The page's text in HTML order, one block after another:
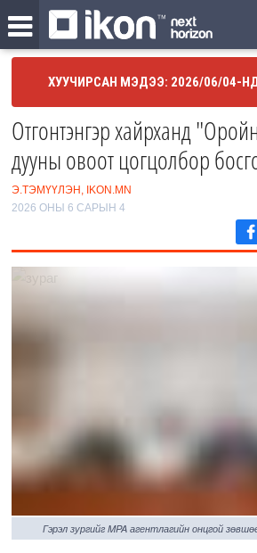
ХУУЧИРСАН МЭДЭЭ: 2026/06/04-
Отгонтэнгэр хайрханд
дууны овоот цогцолбор
Э.ТЭМҮҮЛЭН, IKON.MN
2026 ОНЫ 6 САРЫН 4
Гэрэл зургийг MPA агентлагийн онцгой